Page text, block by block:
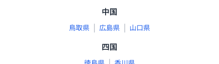
中国
鳥取県 | 広島県 | 山口県
四国